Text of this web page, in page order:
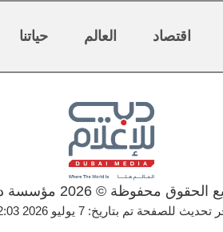
اقتصاد العالم حياتنا
الحقوق محفوظة © 2026 مؤسسة دبي
تحديث للصفحة تم بتاريخ: 7 يوليو 2026 22:03